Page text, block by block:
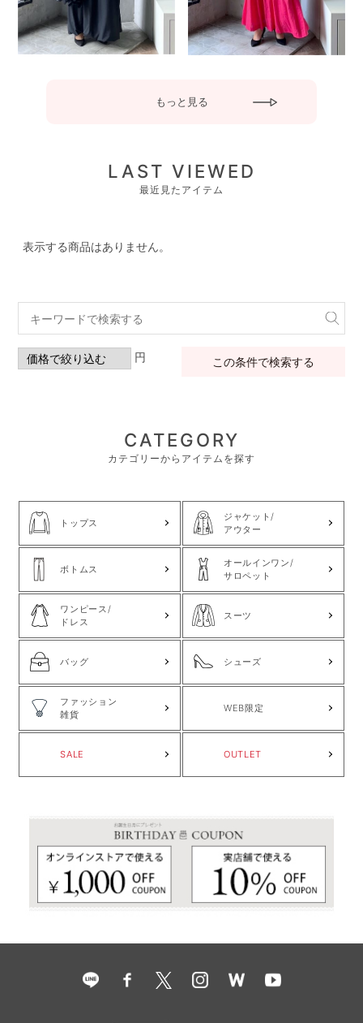
もっと見る
LAST VIEWED
最近見たアイテム
表示する商品はありません。
円 この条件で検索する
CATEGORY
カテゴリーからアイテムを探す
トップス
ジャケット/
アウター
ボトムス
オールインワン/
サロペット
ワンピース/
ドレス
スーツ
バッグ シューズ
ファッション
雑貨
WEB限定
SALE OUTLET